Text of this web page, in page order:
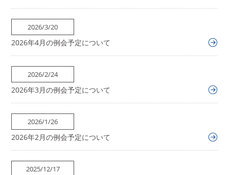
2026/3/20
2026年4月の例会予定について
2026/2/24
2026年3月の例会予定について
2026/1/26
2026年2月の例会予定について
2025/12/17